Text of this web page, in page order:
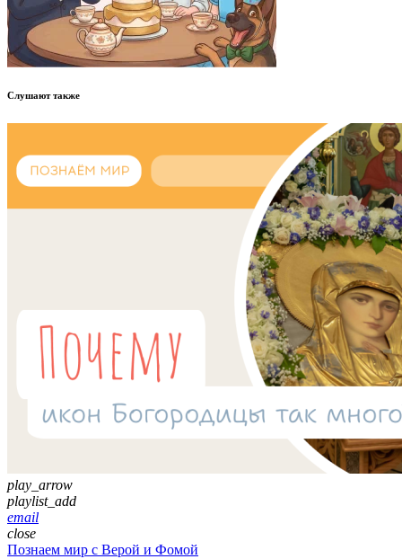
Слушают также
play_arrow
playlist_add
email
close
Познаем мир с Верой и Фомой